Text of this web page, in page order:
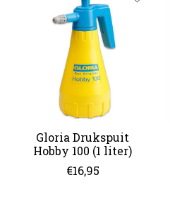
Gloria Drukspuit
Hobby 100 (1 liter)
€16,95